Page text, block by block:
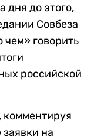
дня до этого,
Совбеза
чем» говорить
российской
комментируя
на